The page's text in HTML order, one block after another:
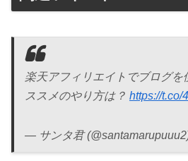
楽天アフィリエイトでブログを
ススメのやり方は？ https://t.co/
— サンタ君